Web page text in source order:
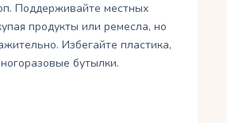
Поддерживайте местных
продукты или ремесла, но
Избегайте пластика,
бутылки.